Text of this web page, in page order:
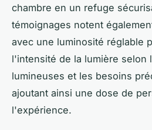
chambre en un refuge
témoignages notent
avec une luminosité réglable
l'intensité de la lumière selon
lumineuses et les besoins
ajoutant ainsi une dose de
l'expérience.